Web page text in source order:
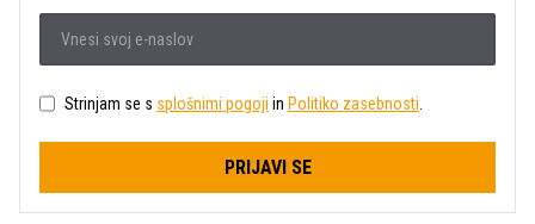
Strinjam se s splošnimi pogoji in Politiko zasebnosti
PRIJAVI SE